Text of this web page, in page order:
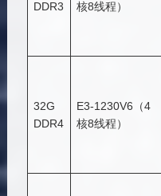
DDR3
核8线程）
32G
DDR4
E3-1230V6（4
核8线程）